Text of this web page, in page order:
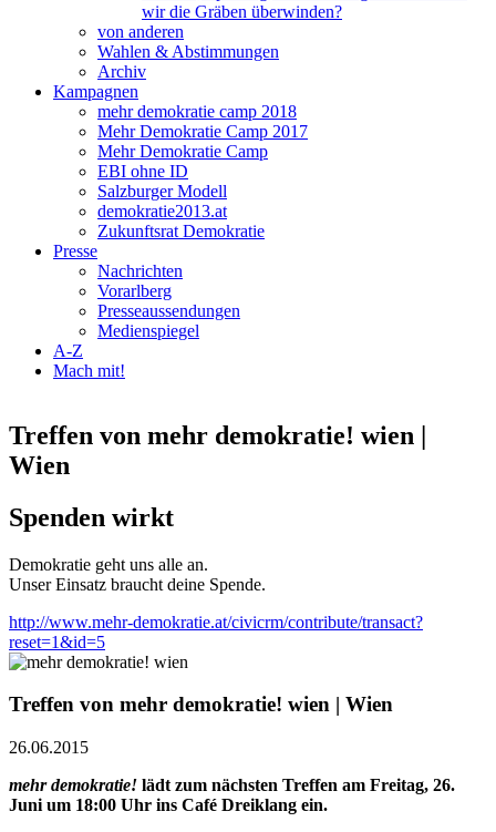
wir die Gräben überwinden?
von anderen
Wahlen & Abstimmungen
Archiv
Kampagnen
mehr demokratie camp 2018
Mehr Demokratie Camp 2017
Mehr Demokratie Camp
EBI ohne ID
Salzburger Modell
demokratie2013.at
Zukunftsrat Demokratie
Presse
Nachrichten
Vorarlberg
Presseaussendungen
Medienspiegel
A-Z
Mach mit!
Treffen von mehr demokratie! wien |
Wien
Spenden wirkt
Demokratie geht uns alle an.
Unser Einsatz braucht deine Spende.
http://www.mehr-demokratie.at/civicrm/contribute/transact?
reset=1&id=5
Treffen von mehr demokratie! wien | Wien
26.06.2015
mehr demokratie! lädt zum nächsten Treffen am Freitag, 26.
Juni um 18:00 Uhr ins Café Dreiklang ein.